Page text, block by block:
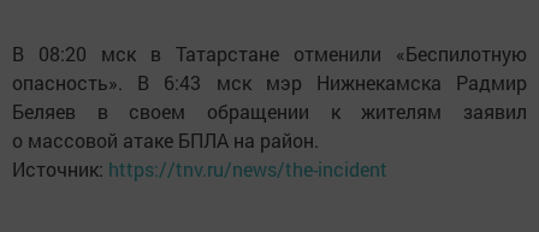
В 08:20 мск в Татарстане отменили «Беспилотную
опасность». В 6:43 мск мэр Нижнекамска Радмир
Беляев в своем обращении к жителям заявил
о массовой атаке БПЛА на район.
Источник: https://tnv.ru/news/the-incident